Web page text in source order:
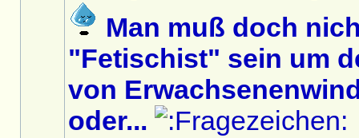
Man muß doch
"Fetischist" sein um
von
oder...